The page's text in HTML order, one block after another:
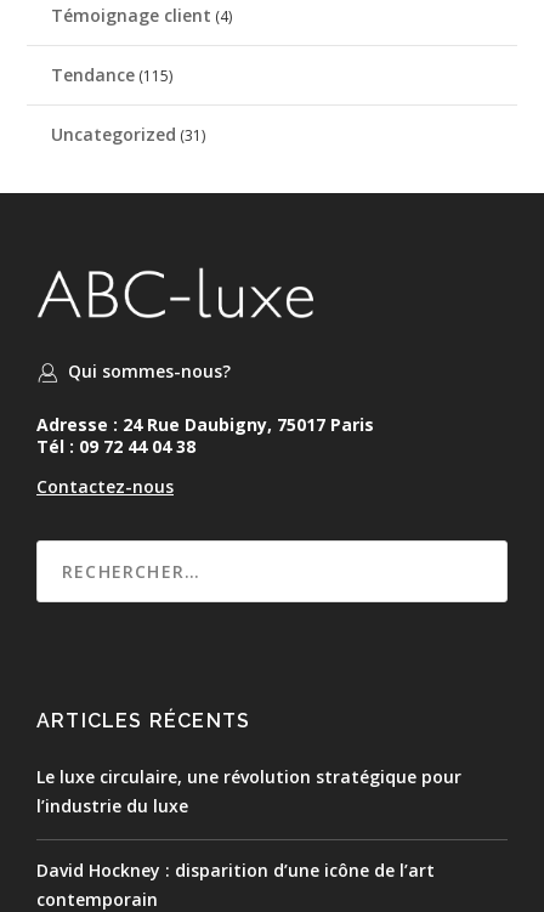
Témoignage client (4)
Tendance (115)
Uncategorized (31)
Qui sommes-nous?
Adresse : 24 Rue Daubigny, 75017 Paris
Tél : 09 72 44 04 38
Contactez-nous
ARTICLES RÉCENTS
Le luxe circulaire, une révolution stratégique pour
l’industrie du luxe
David Hockney : disparition d’une icône de l’art
contemporain